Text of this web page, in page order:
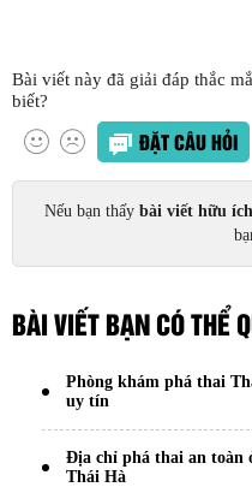
Bài viết này đã giải đáp thắc
biết?
ĐẶT CÂU HỎI
Nếu bạn thấy bài viết hữu ích
BÀI VIẾT BẠN CÓ THỂ
Phòng khám phá thai
uy tín
Địa chỉ phá thai an toàn
Thái Hà